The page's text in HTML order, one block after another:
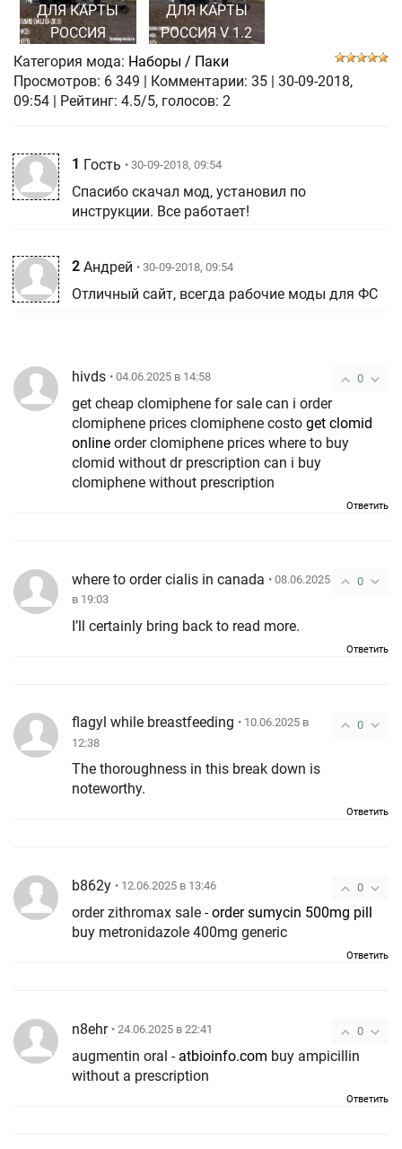
ДЛЯ КАРТЫ
РОССИЯ
ДЛЯ КАРТЫ
РОССИЯ V 1.2
Категория мода: Наборы / Паки
Просмотров: 6 349 Комментарии: 35
30-09-2018,
09:54
| Рейтинг: 4.5/5, голосов: 2
1 Гость • 30-09-2018, 09:54
Спасибо скачал мод, установил по
инструкции. Все работает!
2 Андрей • 30-09-2018, 09:54
Отличный сайт, всегда рабочие моды для ФС
0
hivds • 04.06.2025 в 14:58
get cheap clomiphene for sale can i order
clomiphene prices clomiphene costo get clomid
online order clomiphene prices where to buy
clomid without dr prescription can i buy
clomiphene without prescription
Ответить
0
where to order cialis in canada • 08.06.2025
в 19:03
I’ll certainly bring back to read more.
Ответить
0
flagyl while breastfeeding • 10.06.2025 в
12:38
The thoroughness in this break down is
noteworthy.
Ответить
0
b862y • 12.06.2025 в 13:46
order zithromax sale -order sumycin 500mg pill
buy metronidazole 400mg generic
Ответить
0
n8ehr • 24.06.2025 в 22:41
augmentin oral - atbioinfo.com buy ampicillin
without a prescription
Ответить